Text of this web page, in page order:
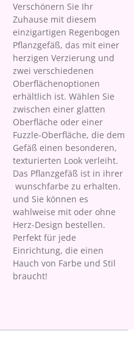
Verschönern Sie Ihr
Zuhause mit diesem
einzigartigen Regenbogen
Pflanzgefäß, das mit einer
herzigen Verzierung und
zwei verschiedenen
Oberflächenoptionen
erhältlich ist. Wählen Sie
zwischen einer glatten
Oberfläche oder einer
Fuzzle-Oberfläche, die dem
Gefäß einen besonderen,
texturierten Look verleiht.
Das Pflanzgefäß ist in ihrer
wunschfarbe zu erhalten.
und Sie können es
wahlweise mit oder ohne
Herz-Design bestellen.
Perfekt für jede
Einrichtung, die einen
Hauch von Farbe und Stil
braucht!